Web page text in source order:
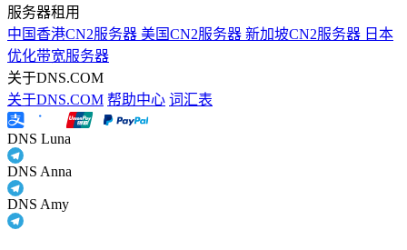
服务器租用
中国香港CN2服务器 美国CN2服务器 新加坡CN2服务器 日本
优化带宽服务器
关于DNS.COM
关于DNS.COM 帮助中心 词汇表
DNS Luna
DNS Anna
DNS Amy